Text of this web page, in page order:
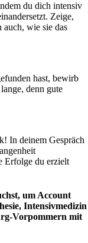
du dich intensiv
Zeige,
auch, wie sie das
hast, bewirb
denn gute
In deinem Gespräch
Erfolge du erzielt
um Account
Intensivmedizin
Vorpommern mit